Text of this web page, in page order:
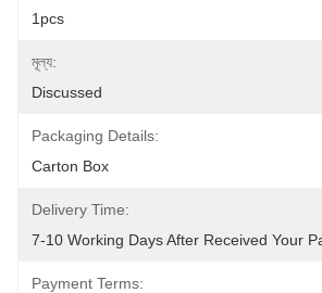
1pcs
মূল্য:
Discussed
Packaging Details:
Carton Box
Delivery Time:
7-10 Working Days After Received Your
Payment Terms: